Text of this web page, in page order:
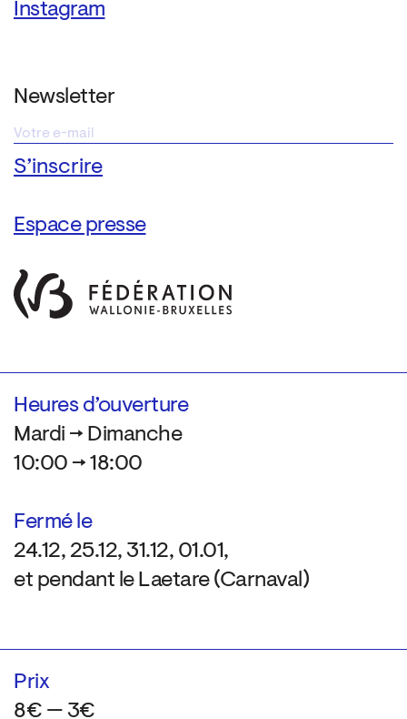
Instagram
Newsletter
Espace presse
Heures d’ouverture
Mardi → Dimanche
10:00 → 18:00
Fermé le
24.12, 25.12, 31.12, 01.01,
et pendant le Laetare (Carnaval)
Prix
8€ — 3€